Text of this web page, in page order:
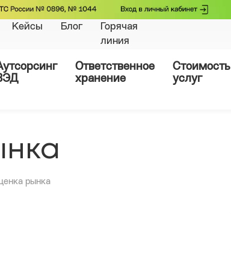
Кейсы Блог
Горячая
линия
Ответственное
хранение
Стоимость
услуг
рынка